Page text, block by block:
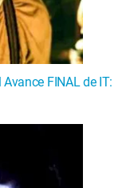
FINAL de IT: